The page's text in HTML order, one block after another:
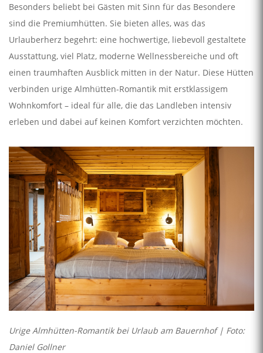
Besonders beliebt bei Gästen mit Sinn für das Besondere
sind die Premiumhütten. Sie bieten alles, was das
Urlauberherz begehrt: eine hochwertige, liebevoll gestaltete
Ausstattung, viel Platz, moderne Wellnessbereiche und oft
einen traumhaften Ausblick mitten in der Natur. Diese Hütten
verbinden urige Almhütten-Romantik mit erstklassigem
Wohnkomfort – ideal für alle, die das Landleben intensiv
erleben und dabei auf keinen Komfort verzichten möchten.
Urige Almhütten-Romantik bei Urlaub am Bauernhof | Foto:
Daniel Gollner